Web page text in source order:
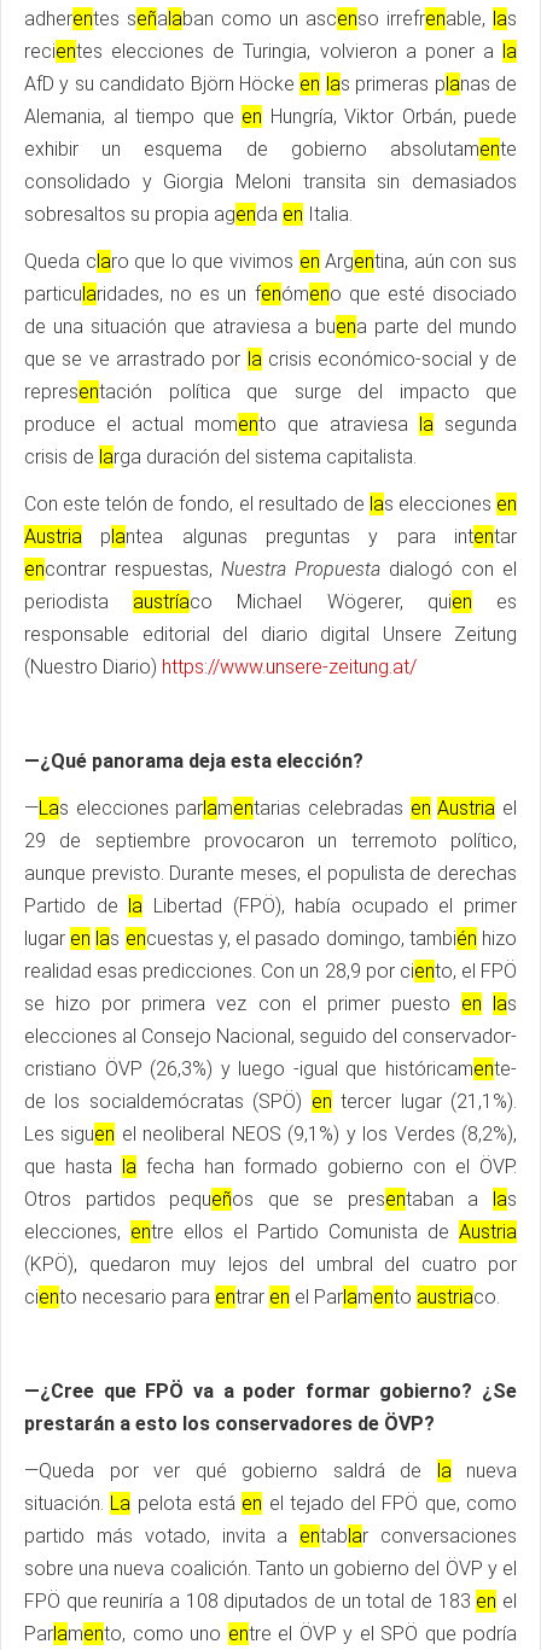
adherentes señalaban como un ascenso irrefrenable, las
recientes elecciones de Turingia, volvieron a poner a la
AfD y su candidato Björn Höcke en las primeras planas de
Alemania, al tiempo que en Hungría, Viktor Orbán, puede
exhibir un esquema de gobierno absolutamente
consolidado y Giorgia Meloni transita sin demasiados
sobresaltos su propia agenda en Italia.
Queda claro que lo que vivimos en Argentina, aún con sus
particularidades, no es un fenómeno que esté disociado
de una situación que atraviesa a buena parte del mundo
que se ve arrastrado por lacrisis económico-social y de
representación política que surge del impacto que
produce el actual momento que atraviesa la segunda
crisis de larga duración del sistema capitalista.
Con este telón de fondo, el resultado de las elecciones en
Austria plantea algunas preguntas y para intentar
encontrar respuestas, Nuestra Propuesta dialogó con el
periodista austríaco Michael Wögerer, quien es
responsable editorial del diario digital Unsere Zeitung
(Nuestro Diario) https://www.unsere-zeitung.at/
—¿Qué panorama deja esta elección?
—Las elecciones parlamentarias celebradas en Austria el
29 de septiembre provocaron un terremoto político,
aunque previsto. Durante meses, el populista de derechas
Partido de la Libertad (FPÖ), había ocupado el primer
lugar en las encuestas y, el pasado domingo, también hizo
realidad esas predicciones. Con un 28,9 por ciento, el FPÖ
se hizo por primera vez con el primer puesto en las
elecciones al Consejo Nacional, seguido del conservador-
cristiano ÖVP (26,3%) y luego -igual que históricamente-
de los socialdemócratas (SPÖ) en tercer lugar (21,1%).
Les siguen el neoliberal NEOS (9,1%) y los Verdes (8,2%),
que hasta la fecha han formado gobierno con el ÖVP.
Otros partidos pequeños que se presentaban a las
elecciones, entre ellos el Partido Comunista de Austria
(KPÖ), quedaron muy lejos del umbral del cuatro por
ciento necesario para entrar en el Parlamento austriaco.
—¿Cree que FPÖ va a poder formar gobierno? ¿Se
prestarán a esto los conservadores de ÖVP?
—Queda por ver qué gobierno saldrá de lanueva
situación. La pelota está en el tejado del FPÖ que, como
partido más votado, invita a entablar conversaciones
sobre una nueva coalición. Tanto un gobierno del ÖVP y el
FPÖ que reuniría a 108 diputados de un total de 183 en el
Parlamento, como uno entre el ÖVP y el SPÖ que podría